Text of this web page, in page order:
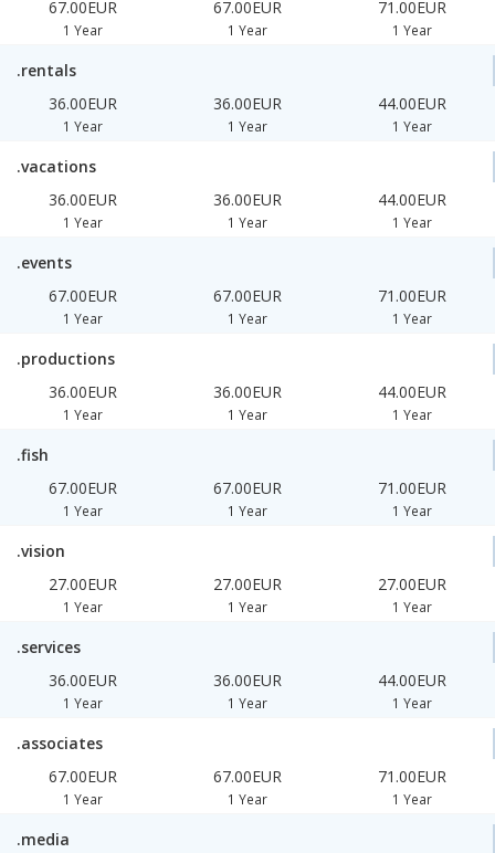
67.00EUR
1 Year
67.00EUR
1 Year
71.00EUR
1 Year
.rentals
36.00EUR
1 Year
36.00EUR
1 Year
44.00EUR
1 Year
.vacations
36.00EUR
1 Year
36.00EUR
1 Year
44.00EUR
1 Year
.events
67.00EUR
1 Year
67.00EUR
1 Year
71.00EUR
1 Year
.productions
36.00EUR
1 Year
36.00EUR
1 Year
44.00EUR
1 Year
.fish
67.00EUR
1 Year
67.00EUR
1 Year
71.00EUR
1 Year
.vision
27.00EUR
1 Year
27.00EUR
1 Year
27.00EUR
1 Year
.services
36.00EUR
1 Year
36.00EUR
1 Year
44.00EUR
1 Year
.associates
67.00EUR
1 Year
67.00EUR
1 Year
71.00EUR
1 Year
.media